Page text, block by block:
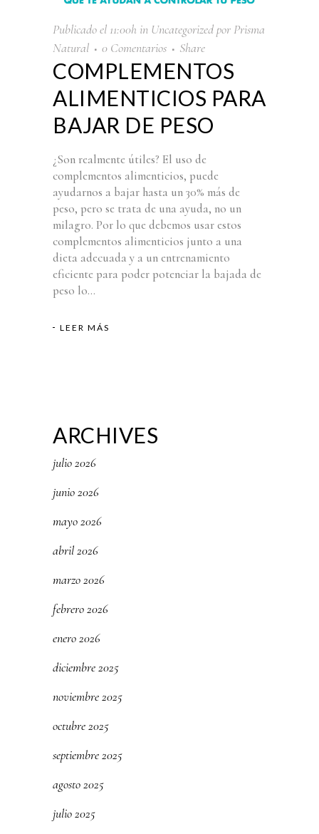
COMPLEMENTOS
ALIMENTICIOS PARA
BAJAR DE PESO
Publicado el 11:00h in Uncategorizedpor Prisma
Natural
0 Comentarios Share
¿Son realmente útiles? El uso de
complementos alimenticios, puede
ayudarnos a bajar hasta un 30% más de
peso, pero se trata de una ayuda, no un
milagro. Por lo que debemos usar estos
complementos alimenticios junto a una
dieta adecuada y a un entrenamiento
eficiente para poder potenciar la bajada de
peso lo...
LEER MÁS
ARCHIVES
julio 2026
junio 2026
mayo 2026
abril 2026
marzo 2026
febrero 2026
enero 2026
diciembre 2025
noviembre 2025
octubre 2025
septiembre 2025
agosto 2025
julio 2025